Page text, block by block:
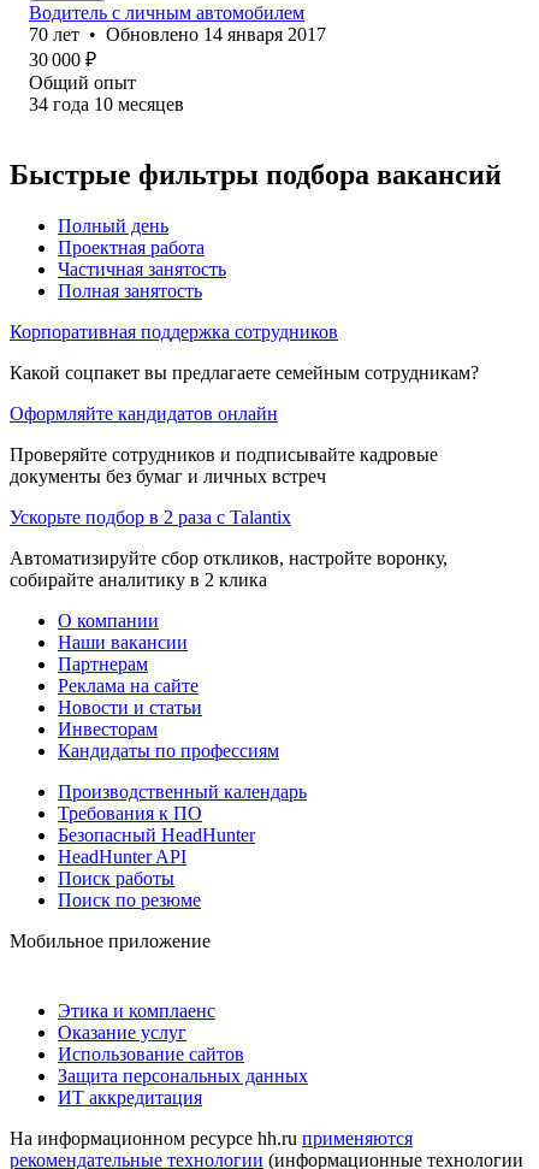
Водитель с личным автомобилем
70 лет • Обновлено 14 января 2017
30 000 ₽
Общий опыт
34 года 10 месяцев
Быстрые фильтры подбора вакансий
Полный день
Проектная работа
Частичная занятость
Полная занятость
Корпоративная поддержка сотрудников
Какой соцпакет вы предлагаете семейным сотрудникам?
Оформляйте кандидатов онлайн
Проверяйте сотрудников и подписывайте кадровые
документы без бумаг и личных встреч
Ускорьте подбор в 2 раза с Talantix
Автоматизируйте сбор откликов, настройте воронку,
собирайте аналитику в 2 клика
О компании
Наши вакансии
Партнерам
Реклама на сайте
Новости и статьи
Инвесторам
Кандидаты по профессиям
Производственный календарь
Требования к ПО
Безопасный HeadHunter
HeadHunter API
Поиск работы
Поиск по резюме
Мобильное приложение
Этика и комплаенс
Оказание услуг
Использование сайтов
Защита персональных данных
ИТ аккредитация
На информационном ресурсе hh.ru применяются
рекомендательные технологии (информационные технологии